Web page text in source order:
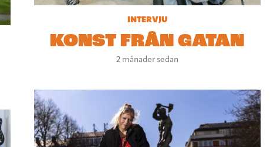
INTERVJU
KONST FRÅN GATAN
2 månader sedan